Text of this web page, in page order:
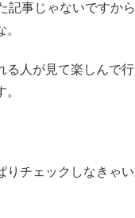
記事じゃないですか
る人が見て楽しんで
りチェックしなきゃ